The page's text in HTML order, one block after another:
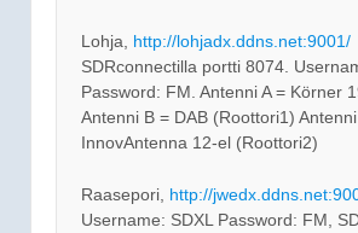
Lohja, http://lohjadx.ddns.net:9001/
SDRconnectilla portti 8074.
Password: FM. Antenni A = Körner
Antenni B = DAB (Roottori1)
InnovAntenna 12-el (Roottori2)
Raasepori, http://
Username: SDXL Password: FM,